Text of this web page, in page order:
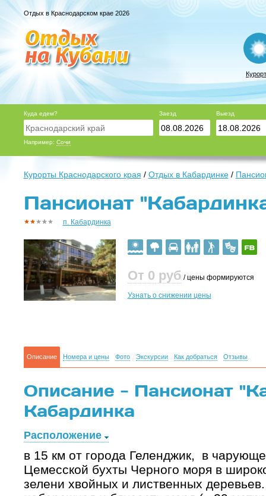
Отдых в Краснодарском крае 2026
Куда едем?
Например: Сочи
Заезд Выезд
Курорты Краснодарского края / Отдых в Кабардинке/
Пансионат
п. Кабардинка
От 0 руб / цены формируются
Узнать о снижении цены
Описание Номера и цены Фото Экскурсии Как добраться Отзывы
Описание - Пансионат
Кабардинка
Расположение
в 15 км от города Геленджик, в
Цемесской бухты Черного моря в
зелени хвойных и лиственных